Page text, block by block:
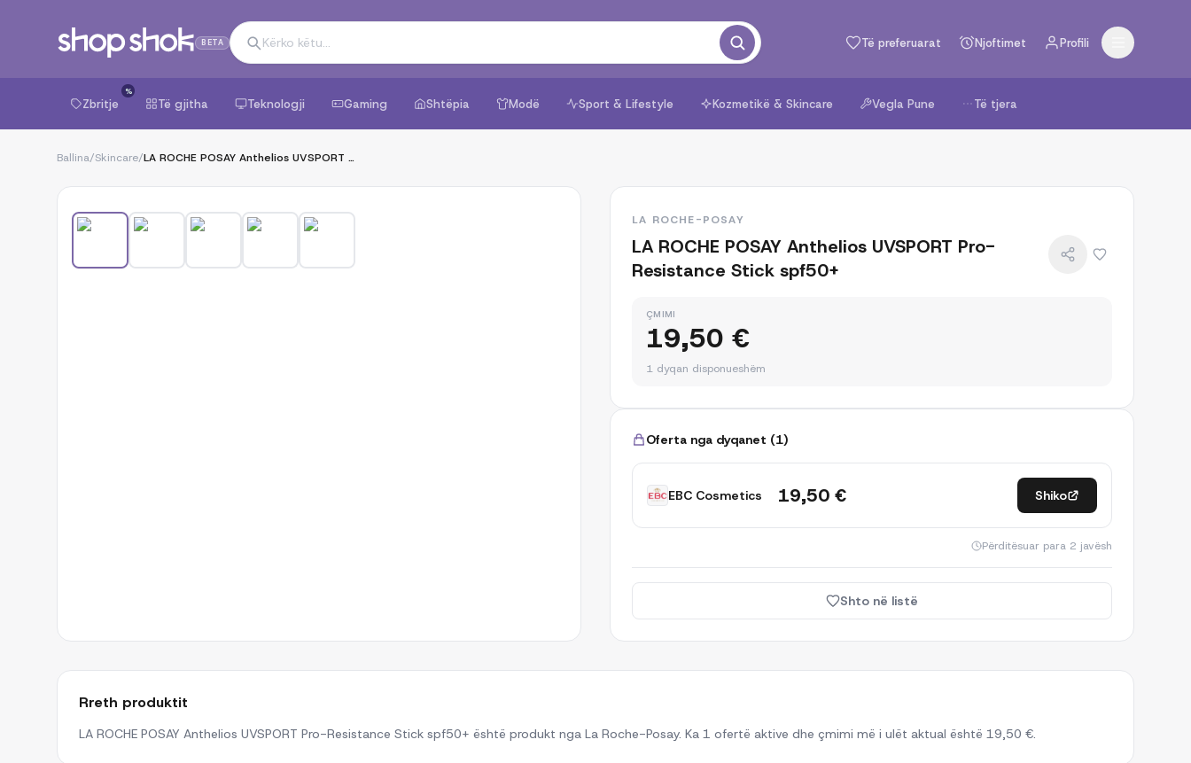
BETA Të preferuarat Njoftimet Profili
Zbritje
%
Të gjitha Teknologji Gaming Shtëpia Modë Sport & Lifestyle Kozmetikë & Skincare Vegla Pune Të tjera
Ballina/Skincare/ LA ROCHE POSAY Anthelios UVSPORT Pro-Resistance Stick spf50+
LA ROCHE-POSAY
LA ROCHE POSAY Anthelios UVSPORT Pro-
Resistance Stick spf50+
ÇMIMI
19,50 €
1 dyqan disponueshëm
Oferta nga dyqanet (1)
EBC Cosmetics 19,50 € Shiko
Përditësuar para 2 javësh
Shto në listë
Rreth produktit
LA ROCHE POSAY Anthelios UVSPORT Pro-Resistance Stick spf50+ është produkt nga La Roche-Posay. Ka 1 ofertë aktive dhe çmimi më i ulët aktual është 19,50 €.